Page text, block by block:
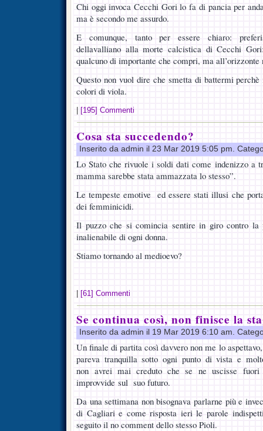
Chi oggi invoca Cecchi Gori lo fa di pancia per
ma è secondo me assurdo.
E comunque, tanto per essere chiaro:
dellavalliano alla morte calcistica di Cecchi
qualcuno di importante che compri, ma all’orizzonte
Questo non vuol dire che smetta di battermi
colori di viola.
[195] Commenti
Cosa sta succedendo?
Inserito da admin il 23 Mar 2019 5:05 pm.
Lo Stato che rivuole i soldi dati come indenizzo a
mamma sarebbe stata ammazzata lo stesso”.
Le tempeste emotive ed essere stati illusi che
dei femminicidi.
Il puzzo che si comincia sentire in giro contro
inalienabile di ogni donna.
Stiamo tornando al medioevo?
[61] Commenti
Se continua così, non finisce la
Inserito da admin il 19 Mar 2019 6:10 am.
Un finale di partita così davvero non me lo
pareva tranquilla sotto ogni punto di vista e
non avrei mai creduto che se ne uscisse fuori
improvvide sul suo futuro.
Da una settimana non bisognava parlarne più e
di Cagliari e come risposta ieri le parole
seguito il no comment dello stesso Pioli.